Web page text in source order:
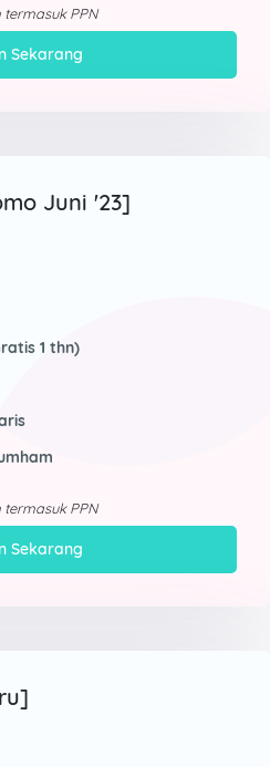
termasuk PPN
Sekarang
Juni '23]
1 thn)
termasuk PPN
Sekarang